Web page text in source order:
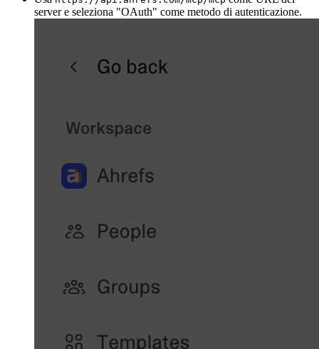
server e seleziona "OAuth" come metodo di autenticazione.